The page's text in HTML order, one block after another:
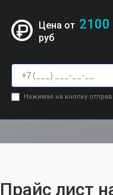
Цена от 2100
руб
Нажимая на кнопку
Прайс лист